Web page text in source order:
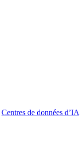
Centres de données d’IA